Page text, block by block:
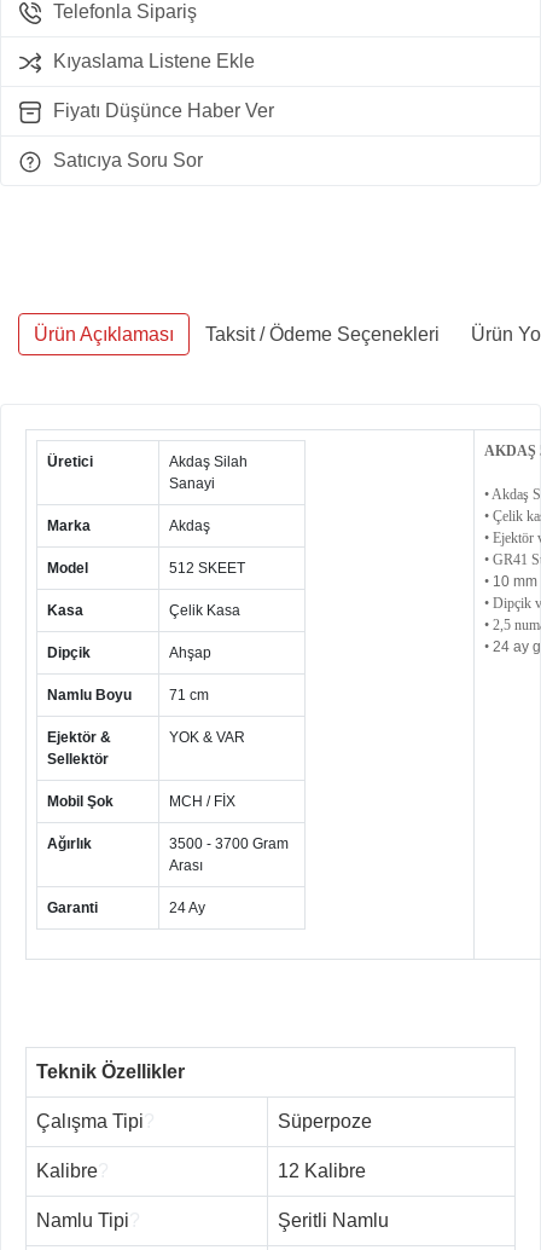
Telefonla Sipariş
Kıyaslama Listene Ekle
Fiyatı Düşünce Haber Ver
Satıcıya Soru Sor
Ürün Açıklaması Taksit / Ödeme Seçenekleri Ürün
Üretici
Akdaş Silah
Sanayi
Marka Akdaş
Model 512 SKEET
Kasa Çelik Kasa
Dipçik Ahşap
Namlu Boyu 71 cm
Ejektör &
Sellektör
YOK & VAR
Mobil Şok MCH / FİX
Ağırlık
3500 - 3700 Gram
Arası
Garanti 24 Ay
AKDAŞ
• Akdaş
• Çelik
• Ejektör
• GR41
• 10 mm
• Dipçik
• 2,5
• 24 ay
Teknik Özellikler
Çalışma Tipi Süperpoze
Kalibre 12 Kalibre
Namlu Tipi Şeritli Namlu